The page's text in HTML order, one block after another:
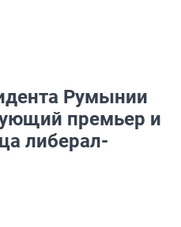
Румынии
премьер и
либерал-